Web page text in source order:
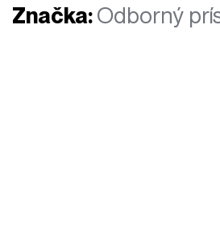
Značka:Odborný